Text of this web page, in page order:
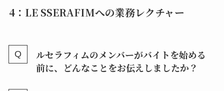
4：LE SSERAFIMへの業務レクチャー
ルセラフィムのメンバーがバイトを始める
前に、どんなことをお伝えしましたか？